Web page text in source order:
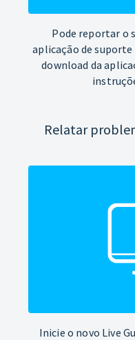
Pode reportar o
aplicação de suporte
download da
Relatar
Inicie o novo Live